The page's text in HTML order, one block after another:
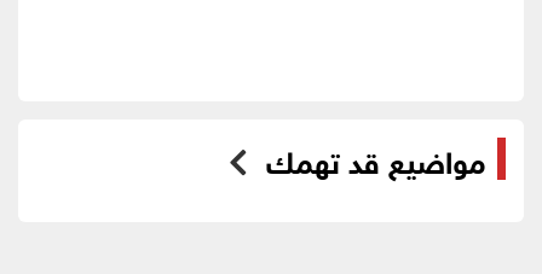
مواضيع قد تهمك